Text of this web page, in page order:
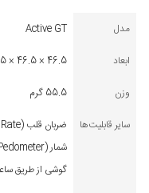
مدل
Active GT
ابعاد
46.5 × 46.5 × 12.5 میلی‌ متر
وزن
55.5 گرم
سایر قابلیت‌ها
گوشی از طریق